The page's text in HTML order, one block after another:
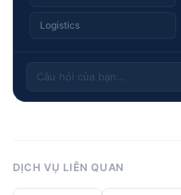
Logistics
DỊCH VỤ LIÊN QUAN